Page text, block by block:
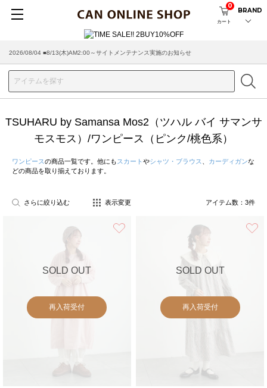
カート
0
BRAND
2026/08/04 ■8/13(木)AM2:00～サイトメンテナンス実施のお知らせ
TSUHARU by Samansa Mos2（ツハル バイ サマンサ
モスモス）/ワンピース（ピンク/桃色系）
ワンピースの商品一覧です。他にも スカート やシャツ・ブラウス カーディガンな
どの商品を取り揃えております。
さらに絞り込む 表示変更 アイテム数： 3件
SOLD OUT
再入荷受付
SOLD OUT
再入荷受付